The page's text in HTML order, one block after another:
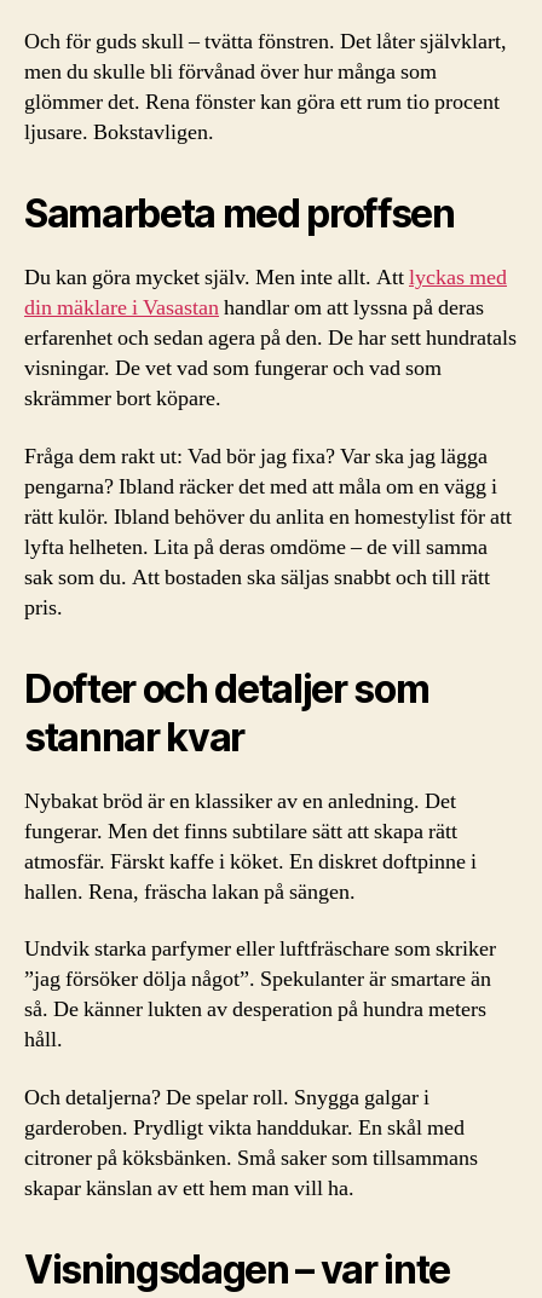
Och för guds skull – tvätta fönstren. Det låter självklart,
men du skulle bli förvånad över hur många som
glömmer det. Rena fönster kan göra ett rum tio procent
ljusare. Bokstavligen.
Samarbeta med proffsen
Du kan göra mycket själv. Men inte allt. Attlyckas med
din mäklare i Vasastanhandlar om att lyssna på deras
erfarenhet och sedan agera på den. De har sett hundratals
visningar. De vet vad som fungerar och vad som
skrämmer bort köpare.
Fråga dem rakt ut: Vad bör jag fixa? Var ska jag lägga
pengarna? Ibland räcker det med att måla om en vägg i
rätt kulör. Ibland behöver du anlita en homestylist för att
lyfta helheten. Lita på deras omdöme – de vill samma
sak som du. Att bostaden ska säljas snabbt och till rätt
pris.
Dofter och detaljer som
stannar kvar
Nybakat bröd är en klassiker av en anledning. Det
fungerar. Men det finns subtilare sätt att skapa rätt
atmosfär. Färskt kaffe i köket. En diskret doftpinne i
hallen. Rena, fräscha lakan på sängen.
Undvik starka parfymer eller luftfräschare som skriker
”jag försöker dölja något”. Spekulanter är smartare än
så. De känner lukten av desperation på hundra meters
håll.
Och detaljerna? De spelar roll. Snygga galgar i
garderoben. Prydligt vikta handdukar. En skål med
citroner på köksbänken. Små saker som tillsammans
skapar känslan av ett hem man vill ha.
Visningsdagen – var inte